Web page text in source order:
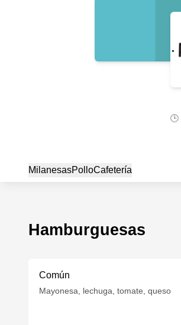
🕒
MilanesasPolloCafetería
Hamburguesas
Común
Mayonesa, lechuga, tomate, queso